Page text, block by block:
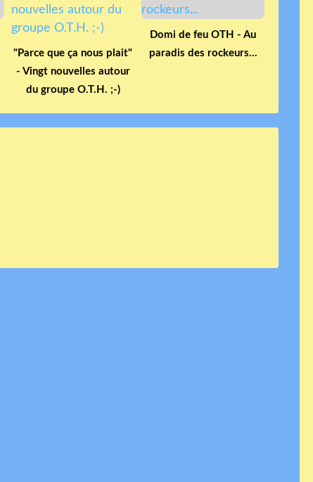
"Parce que ça nous plait"
- Vingt nouvelles autour
du groupe O.T.H. ;-)
Domi de feu OTH - Au
paradis des rockeurs...